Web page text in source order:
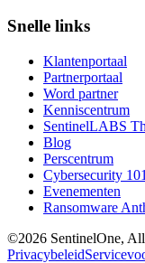
Snelle links
Klantenportaal
Partnerportaal
Word partner
Kenniscentrum
SentinelLABS
Blog
Perscentrum
Cybersecurity 101
Evenementen
Ransomware
©2026 SentinelOne,
Privacybeleid